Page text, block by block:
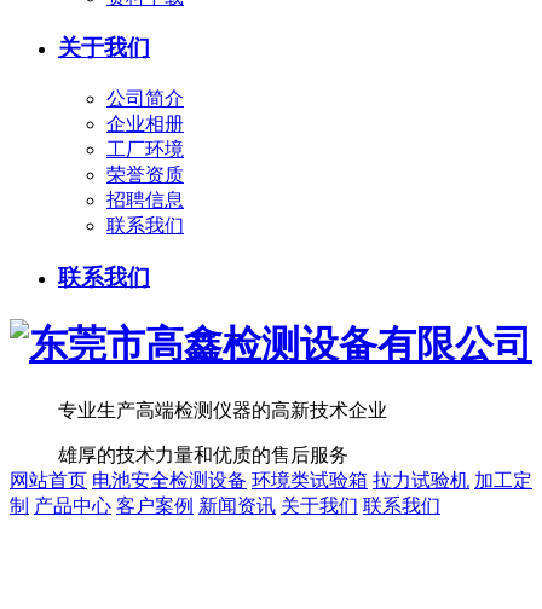
关于我们
公司简介
企业相册
工厂环境
荣誉资质
招聘信息
联系我们
联系我们
专业生产高端检测仪器的高新技术企业
雄厚的技术力量和优质的售后服务
网站首页 电池安全检测设备 环境类试验箱 拉力试验机 加工定
制 产品中心 客户案例 新闻资讯 关于我们 联系我们